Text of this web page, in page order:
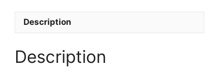
Description
Description